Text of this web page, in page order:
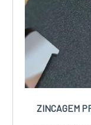
ZINCAGEM